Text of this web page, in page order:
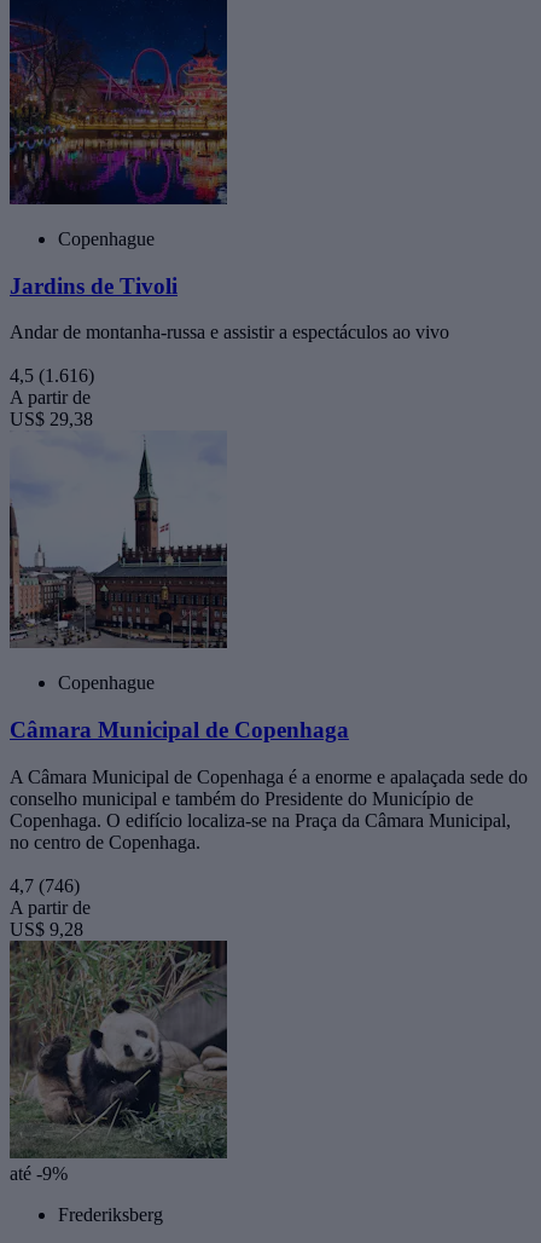
Copenhague
Jardins de Tivoli
Andar de montanha-russa e assistir a espectáculos ao vivo
4,5 (1.616)
A partir de
US$ 29,38
Copenhague
Câmara Municipal de Copenhaga
A Câmara Municipal de Copenhaga é a enorme e apalaçada sede do
conselho municipal e também do Presidente do Município de
Copenhaga. O edifício localiza-se na Praça da Câmara Municipal,
no centro de Copenhaga.
4,7 (746)
A partir de
US$ 9,28
até -9%
Frederiksberg